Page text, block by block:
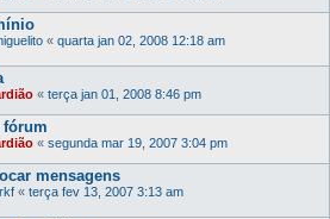
« quarta jan 02, 2008 12:18 am
« terça jan 01, 2008 8:46 pm
fórum
« segunda mar 19, 2007 3:04 pm
mensagens
« terça fev 13, 2007 3:13 am